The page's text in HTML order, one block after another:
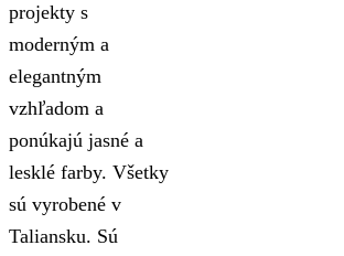
projekty s
moderným a
elegantným
vzhľadom a
ponúkajú jasné a
lesklé farby. Všetky
sú vyrobené v
Taliansku. Sú